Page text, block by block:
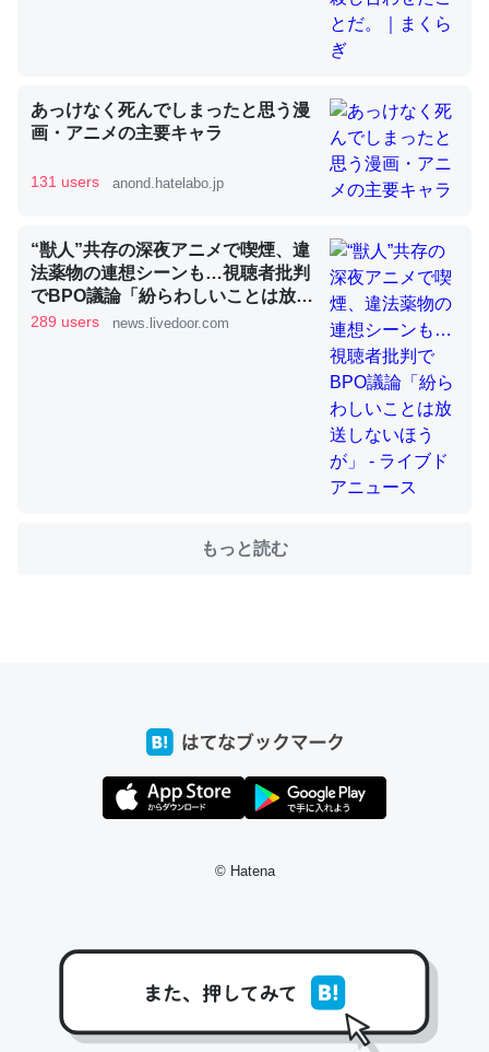
これを元に考えるとカルシウムを大量に使う脊椎動物と貝
類は苦労してるんだな…。腹足類だと殻を無くしてナメク
─ニュース :: 【研究発表】昆虫学の大問題＝「昆虫はなぜ海にいな
ウチもEchoを実家に置いて４年。でたまに覗いてる。ぼ
ちぼちRingも置こうかと画策中。あと、Googleマップで
位置情報を共有してる。電池残量や充電中かが分かるので
─たまにLINEするくらいだった遠方の父67歳と僕。ITツール導入で
コミュニケーションが劇的に変化した｜tayorini by LIFULL介護
─たまにLINEするくらいだった遠方の父67歳と僕。ITツール導入で
コミュニケーションが劇的に変化した｜tayorini by LIFULL介護
回線代ほとんどかからないですよ。参考：
https://toyoshi.hatenablog.com/entry/2019/05/15/1805
─たまにLINEするくらいだった遠方の父67歳と僕。ITツール導入で
あっけなく死んでしまったと思う漫
画・アニメの主要キャラ
131 users anond.hatelabo.jp
“獣人”共存の深夜アニメで喫煙、違
法薬物の連想シーンも…視聴者批判
でBPO議論「紛らわしいことは放送
しないほうが」 - ライブドアニュー
289 users news.livedoor.com
もっと読む
© Hatena